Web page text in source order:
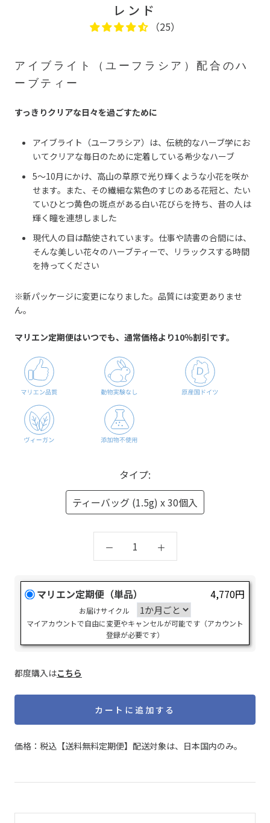
レンド
（25）
アイブライト（ユーフラシア）配合のハ
ーブティー
すっきりクリアな日々を過ごすために
アイブライト（ユーフラシア）は、伝統的なハーブ学にお
いてクリアな毎日のために定着している希少なハーブ
5～10月にかけ、高山の草原で光り輝くような小花を咲か
せます。また、その繊細な紫色のすじのある花冠と、たい
ていひとつ黄色の斑点がある白い花びらを持ち、昔の人は
輝く瞳を連想しました
現代人の目は酷使されています。仕事や読書の合間には、
そんな美しい花々のハーブティーで、リラックスする時間
を持ってください
※新パッケージに変更になりました。品質には変更ありませ
ん。
マリエン定期便はいつでも、通常価格より10％割引です。
タイプ:
ティーバッグ (1.5g) x 30個入
マリエン定期便（単品） 4,770円
お届けサイクル
マイアカウントで自由に変更やキャンセルが可能です（アカウント
登録が必要です）
都度購入はこちら
カートに追加する
価格：税込【送料無料定期便】配送対象は、日本国内のみ。